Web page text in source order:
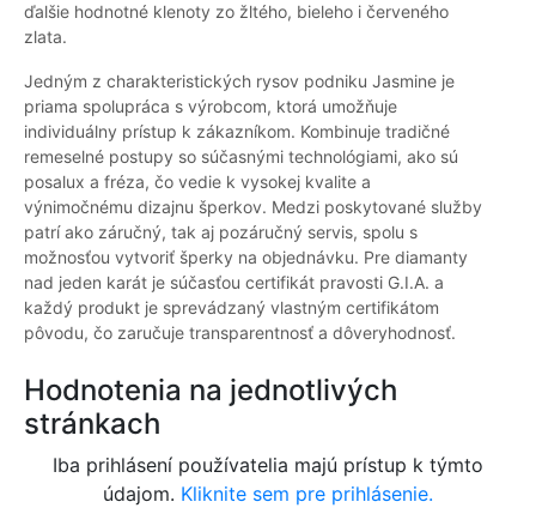
ďalšie hodnotné klenoty zo žltého, bieleho i červeného
zlata.
Jedným z charakteristických rysov podniku Jasmine je
priama spolupráca s výrobcom, ktorá umožňuje
individuálny prístup k zákazníkom. Kombinuje tradičné
remeselné postupy so súčasnými technológiami, ako sú
posalux a fréza, čo vedie k vysokej kvalite a
výnimočnému dizajnu šperkov. Medzi poskytované služby
patrí ako záručný, tak aj pozáručný servis, spolu s
možnosťou vytvoriť šperky na objednávku. Pre diamanty
nad jeden karát je súčasťou certifikát pravosti G.I.A. a
každý produkt je sprevádzaný vlastným certifikátom
pôvodu, čo zaručuje transparentnosť a dôveryhodnosť.
Hodnotenia na jednotlivých
stránkach
Iba prihlásení používatelia majú prístup k týmto
údajom. Kliknite sem pre prihlásenie.